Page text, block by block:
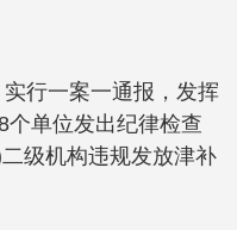
行一案一通报，发挥
个单位发出纪律检查
级机构违规发放津补